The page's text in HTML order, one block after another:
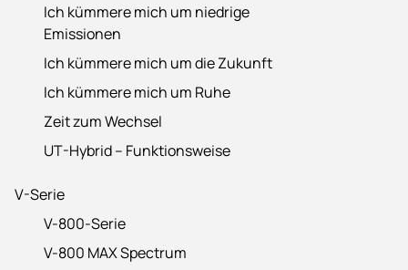
Ich kümmere mich um niedrige
Emissionen
Ich kümmere mich um die Zukunft
Ich kümmere mich um Ruhe
Zeit zum Wechsel
UT-Hybrid – Funktionsweise
V-Serie
V-800-Serie
V-800 MAX Spectrum